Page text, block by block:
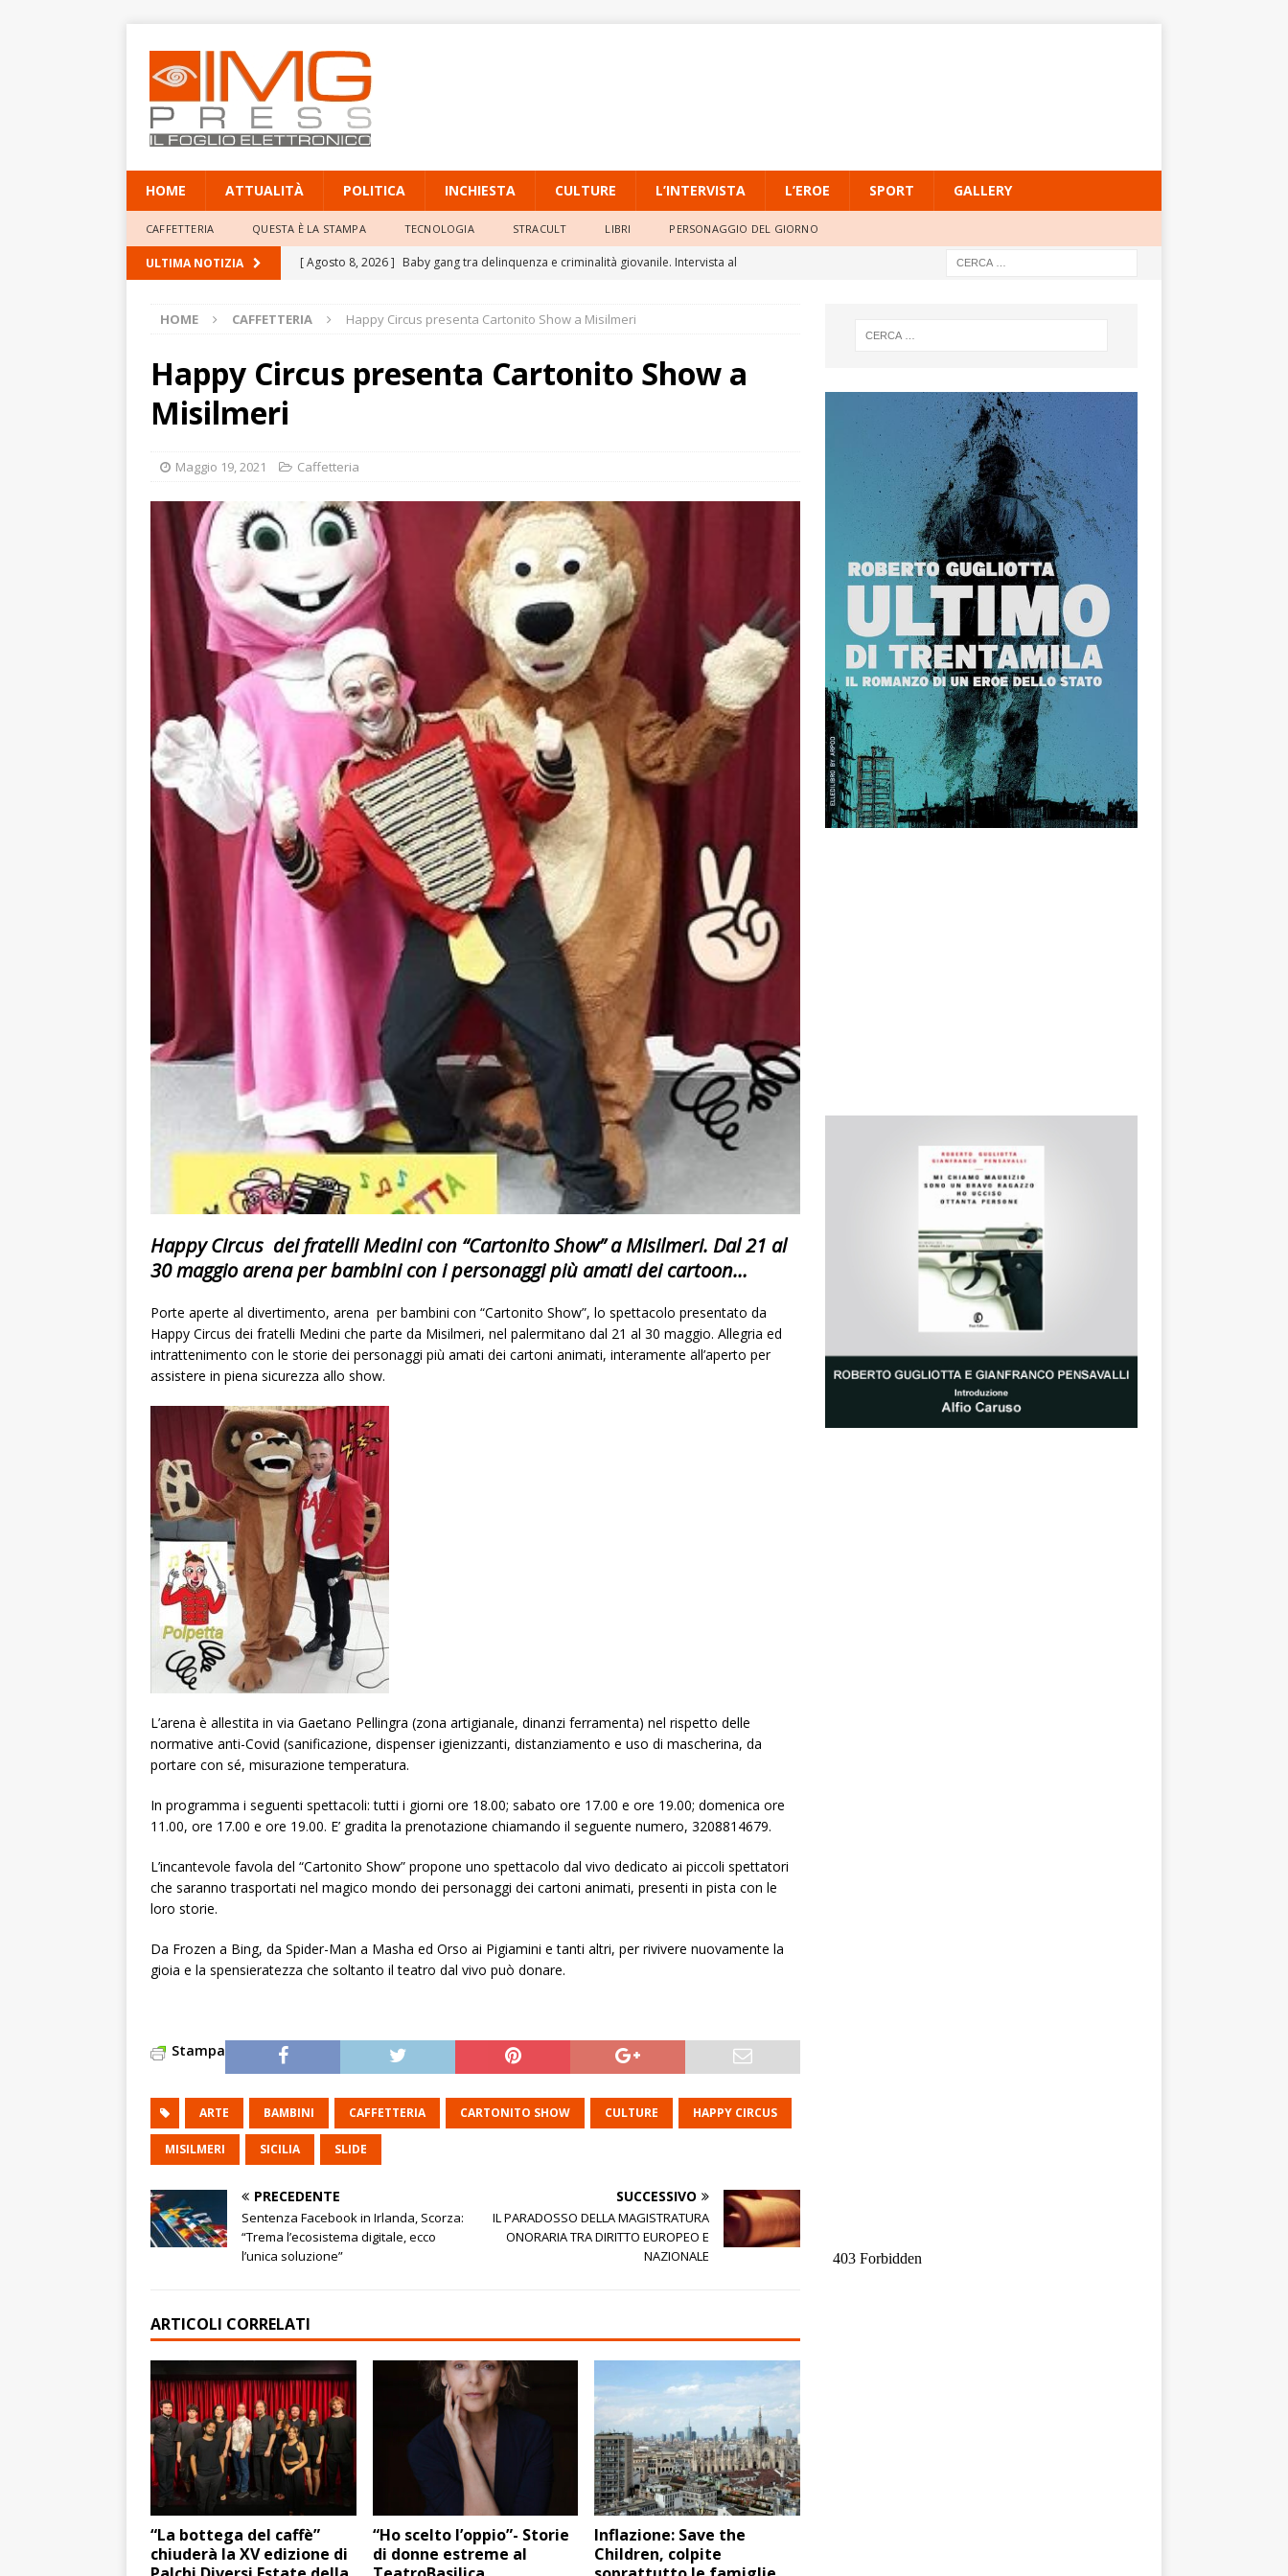
HOME ATTUALITÀ POLITICA INCHIESTA CULTURE L’INTERVISTA L’EROE SPORT GALLERY
CAFFETTERIA QUESTA È LA STAMPA TECNOLOGIA STRACULT LIBRI PERSONAGGIO DEL GIORNO
ULTIMA NOTIZIA [ Agosto 8, 2026 ] Baby gang tra delinquenza e criminalità giovanile. Intervista al
[ Agosto 8, 2026 ] Meteo, la quarta ondata di calore persiste con massime sempre molto
[ Agosto 8, 2026 ]
[ Agosto 8, 2026 ]
WINE NOT? 2026 È L’EDIZIONE DEI RECORD: MIGLIAIA DI PRESENZE A
SANT’ANDREA DI ROMETTA
ISTANTANEA
HOME CAFFETTERIA Happy Circus presenta Cartonito Show a Misilmeri
Happy Circus presenta Cartonito Show a
Misilmeri
Maggio 19, 2021 Caffetteria
Happy Circus dei fratelli Medini con “Cartonito Show” a Misilmeri. Dal 21 al
30 maggio arena per bambini con i personaggi più amati dei cartoon…
Porte aperte al divertimento, arena per bambini con “Cartonito Show”, lo spettacolo presentato da
Happy Circus dei fratelli Medini che parte da Misilmeri, nel palermitano dal 21 al 30 maggio. Allegria ed
intrattenimento con le storie dei personaggi più amati dei cartoni animati, interamente all’aperto per
assistere in piena sicurezza allo show.
L’arena è allestita in via Gaetano Pellingra (zona artigianale, dinanzi ferramenta) nel rispetto delle
normative anti-Covid (sanificazione, dispenser igienizzanti, distanziamento e uso di mascherina, da
portare con sé, misurazione temperatura.
In programma i seguenti spettacoli: tutti i giorni ore 18.00; sabato ore 17.00 e ore 19.00; domenica ore
11.00, ore 17.00 e ore 19.00. E’ gradita la prenotazione chiamando il seguente numero, 3208814679.
L’incantevole favola del “Cartonito Show” propone uno spettacolo dal vivo dedicato ai piccoli spettatori
che saranno trasportati nel magico mondo dei personaggi dei cartoni animati, presenti in pista con le
loro storie.
Da Frozen a Bing, da Spider-Man a Masha ed Orso ai Pigiamini e tanti altri, per rivivere nuovamente la
gioia e la spensieratezza che soltanto il teatro dal vivo può donare.
Stampa
ARTE BAMBINI CAFFETTERIA CARTONITO SHOW CULTURE HAPPY CIRCUS
MISILMERI SICILIA SLIDE
PRECEDENTE
Sentenza Facebook in Irlanda, Scorza:
“Trema l’ecosistema digitale, ecco
l’unica soluzione”
SUCCESSIVO
IL PARADOSSO DELLA MAGISTRATURA
ONORARIA TRA DIRITTO EUROPEO E
NAZIONALE
ARTICOLI CORRELATI
“La bottega del caffè”
chiuderà la XV edizione di
“Ho scelto l’oppio”- Storie
di donne estreme al
Inflazione: Save the
Children, colpite